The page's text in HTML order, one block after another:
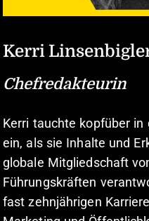
Kerri
Chefredakteurin
Kerri tauchte kopfüber in
ein, als sie Inhalte und
globale Mitgliedschaft
Führungskräften
fast zehnjährigen